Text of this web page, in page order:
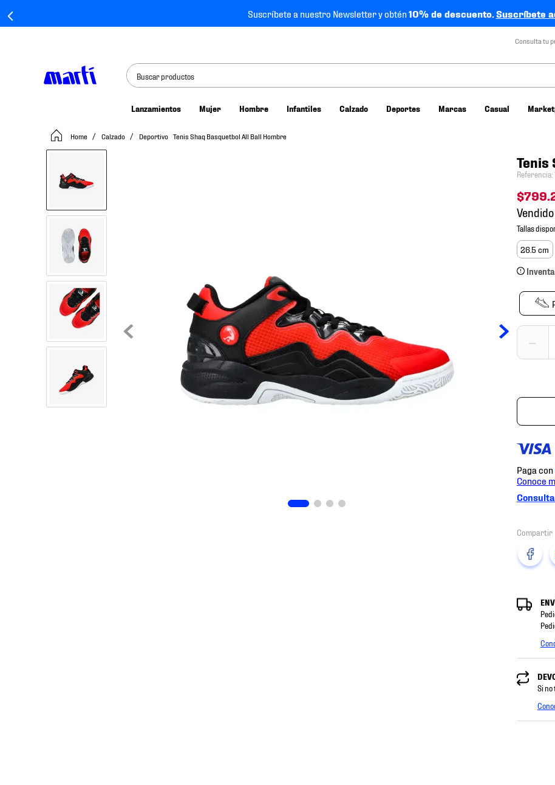
Suscríbete a nuestro Newsletter y obtén10% de descuento.Suscríbete
Consulta tu
Buscar productos
Lanzamientos Mujer Hombre Infantiles Calzado Deportes Marcas Casual
Calzado Deportivo Tenis Shaq Basquetbol All Ball Hombre
Tenis
Referencia:
$799.
26.5 cm
－
Si no
tenis mujer
tenis niño